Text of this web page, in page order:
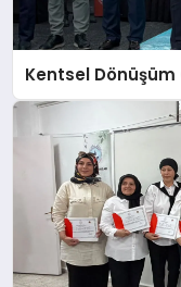
Kentsel Dönüşüm